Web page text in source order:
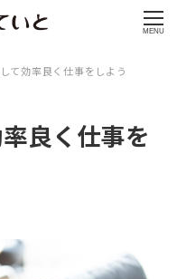
MENU
て効率良く仕事をしよう
良く仕事を